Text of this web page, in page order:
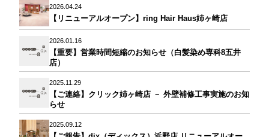
2026.04.24
【リニューアルオープン】ring Hair Haus姉ヶ崎店
2026.01.16
【重要】営業時間短縮のお知らせ（白髪染め専科8五井
店）
2025.11.29
【ご連絡】クリック姉ヶ崎店 － 外壁補修工事実施のお知
らせ
2025.09.12